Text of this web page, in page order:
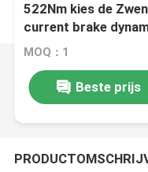
522Nm kies de
current brake
MOQ：1
Beste prijs